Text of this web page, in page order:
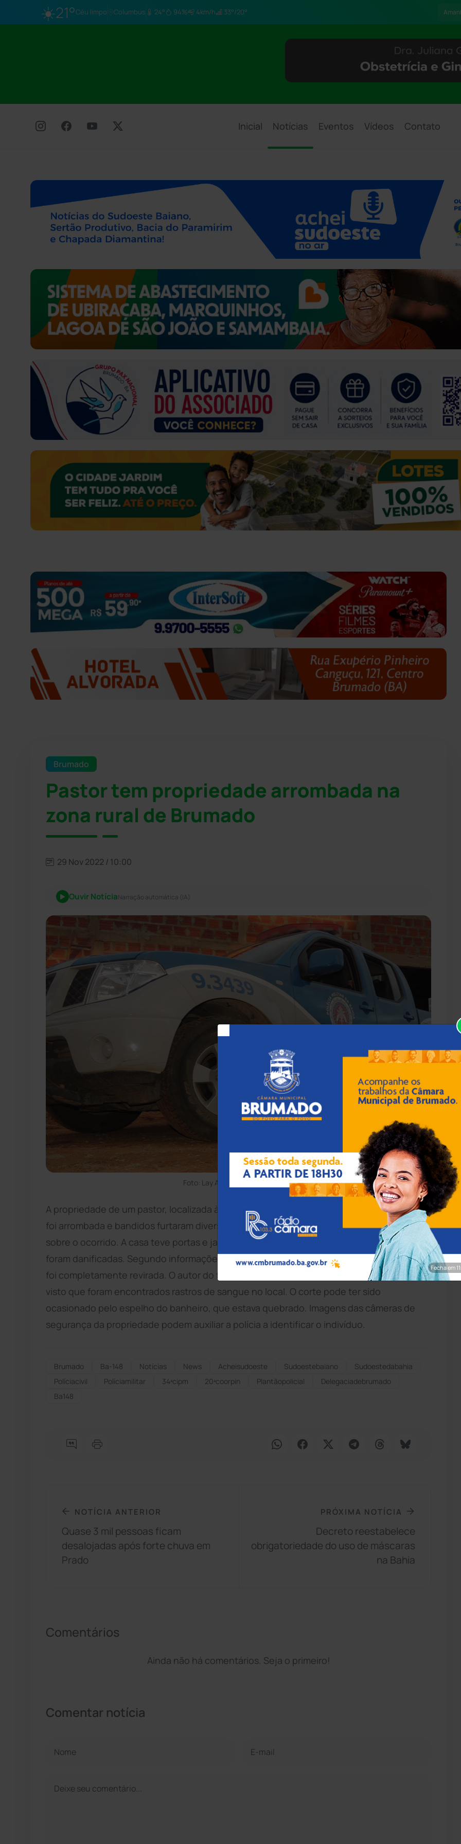
☀️21°Céu limpo Columbus 24° 94% 4km/h 33°/20°
Inicial Notícias Eventos Vídeos Contato
Brumado
Pastor tem propriedade arrombada na
zona rural de Brumado
29 Nov 2022 / 10:00
Ouvir NotíciaNarração automática (IA)
Foto: Lay Amorim/Achei Sudoeste
A propriedade de um pastor, localizada às margens da BA-148, na zona rural de Brumado,
foi arrombada e bandidos furtaram diversos objetos. O vizinho foi quem avisou o pastor
sobre o ocorrido. A casa teve portas e janelas destruídas. Até as placas de energia solar
foram danificadas. Segundo informações obtidas pelo site Achei Sudoeste, a residência
foi completamente revirada. O autor do furto, possivelmente, se cortou durante o crime,
visto que foram encontrados rastros de sangue no local. O corte pode ter sido
ocasionado pelo espelho do banheiro, que estava quebrado. Imagens das câmeras de
segurança da propriedade podem auxiliar a polícia a identificar o indivíduo.
Brumado Ba-148 Notícias News Acheisudoeste Sudoestebaiano
Sudoestedabahia
Políciacivil
Políciamilitar 34ªcipm 20ªcoorpin Plantãopolicial
Delegaciadebrumado
Ba148
NOTÍCIA ANTERIOR
Quase 3 mil pessoas ficam
desalojadas após forte chuva em
Prado
PRÓXIMA NOTÍCIA
Decreto reestabelece
obrigatoriedade do uso de máscaras
na Bahia
Comentários
Ainda não há comentários. Seja o primeiro!
Comentar notícia
Fecha em